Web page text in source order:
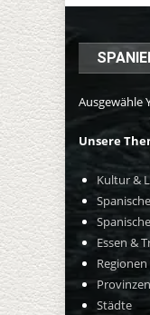
Ausgewähle
Unsere
Kultur &
Essen &
Regionen
Provinzen
Städte